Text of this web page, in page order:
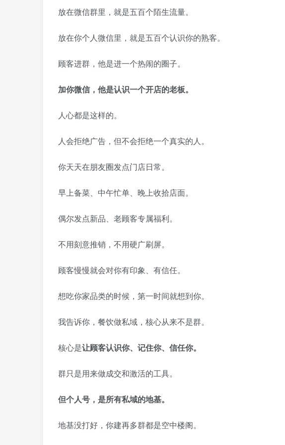
放在微信群里，就是五百个陌生流量。
放在你个人微信里，就是五百个认识你的熟客。
顾客进群，他是进一个热闹的圈子。
加你微信，他是认识一个开店的老板。
人心都是这样的。
人会拒绝广告，但不会拒绝一个真实的人。
你天天在朋友圈发点门店日常。
早上备菜、中午忙单、晚上收拾店面。
偶尔发点新品、老顾客专属福利。
不用刻意推销，不用硬广刷屏。
顾客慢慢就会对你有印象、有信任。
想吃你家品类的时候，第一时间就想到你。
我告诉你，餐饮做私域，核心从来不是群。
核心是让顾客认识你、记住你、信任你。
群只是用来做成交和激活的工具。
但个人号，是所有私域的地基。
地基没打好，你建再多群都是空中楼阁。